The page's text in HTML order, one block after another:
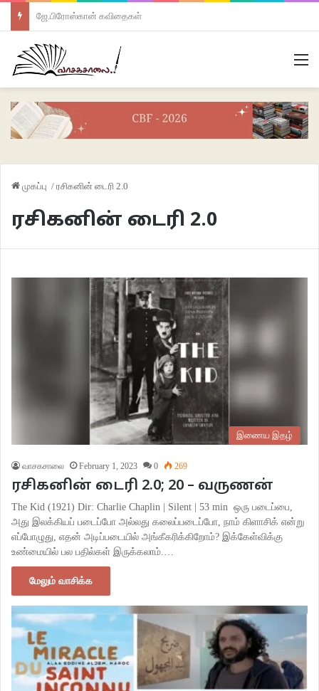
ஜே.பிரோஸ்கான் கவிதைகள்
முகப்பு / ரசிகனின் டைரி 2.0
ரசிகனின் டைரி 2.0
இணைய இதழ்
வாசகசாலை February 1, 2023 0 269
ரசிகனின் டைரி 2.0; 20 – வருணன்
The Kid (1921) Dir: Charlie Chaplin | Silent | 53 min ஒரு படைப்பை,
அது இலக்கியப் படைப்போ அல்லது கலைப்படைப்போ, நாம் கிளாசிக் என்று
எப்போழுது, எதன் அடிப்படையில் அங்கீகரிக்கிறோம்? இக்கேள்விக்கு
உண்மையில் பல பதில்கள் இருக்கலாம்.…
மேலும் வாசிக்க